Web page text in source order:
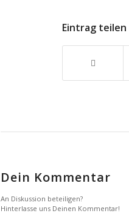
Eintrag teilen
Dein Kommentar
An Diskussion beteiligen?
Hinterlasse uns Deinen Kommentar!